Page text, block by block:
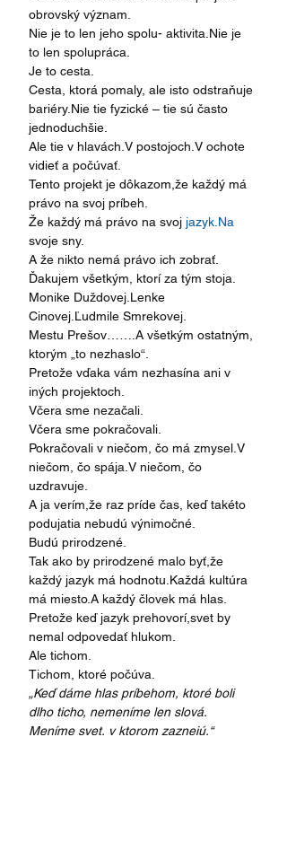
obrovský význam.
Nie je to len jeho spolu- aktivita.Nie je
to len spolupráca.
Je to cesta.
Cesta, ktorá pomaly, ale isto odstraňuje
bariéry.Nie tie fyzické – tie sú často
jednoduchšie.
Ale tie v hlavách.V postojoch.V ochote
vidieť a počúvať.
Tento projekt je dôkazom,že každý má
právo na svoj príbeh.
Že každý má právo na svoj jazyk.Na
svoje sny.
A že nikto nemá právo ich zobrať.
Ďakujem všetkým, ktorí za tým stoja.
Monike Duždovej.Lenke
Cinovej.Ľudmile Smrekovej.
Mestu Prešov…….A všetkým ostatným,
ktorým „to nezhaslo“.
Pretože vďaka vám nezhasína ani v
iných projektoch.
Včera sme nezačali.
Včera sme pokračovali.
Pokračovali v niečom, čo má zmysel.V
niečom, čo spája.V niečom, čo
uzdravuje.
A ja verím,že raz príde čas, keď takéto
podujatia nebudú výnimočné.
Budú prirodzené.
Tak ako by prirodzené malo byť,že
každý jazyk má hodnotu.Každá kultúra
má miesto.A každý človek má hlas.
Pretože keď jazyk prehovorí,svet by
nemal odpovedať hlukom.
Ale tichom.
Tichom, ktoré počúva.
„Keď dáme hlas príbehom, ktoré boli
dlho ticho, nemeníme len slová.
Meníme svet, v ktorom zaznejú.“